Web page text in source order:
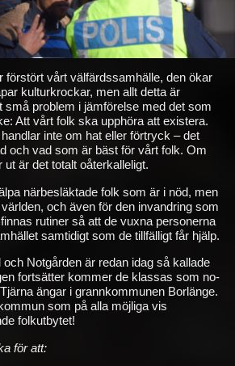
förstört vårt välfärdssamhälle, den ökar
kulturkrockar, men allt detta är
små problem i jämförelse med det som
Att vårt folk ska upphöra att existera.
inte om hat eller förtryck – det
och vad som är bäst för vårt folk. Om
är det totalt oåterkalleligt.
närbesläktade folk som är i nöd, men
och även för den invandring som
rutiner så att de vuxna personerna
samtidigt som de tillfälligt får hjälp.
Notgården är redan idag så kallade
fortsätter kommer de klassas som no-
ängar i grannkommunen Borlänge.
som på alla möjliga vis
folkutbytet!
för att: